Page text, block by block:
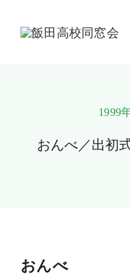
content
1999
おんべ／出初
おんべ